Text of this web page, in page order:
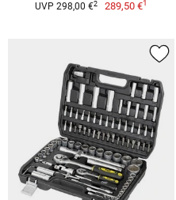
UVP 298,00 €2 289,50 €1